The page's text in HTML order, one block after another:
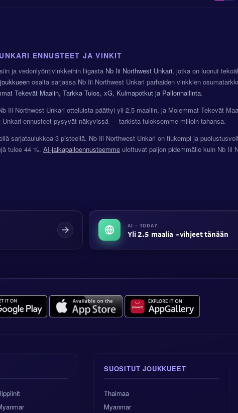
ENNUSTEET JA VINKIT
ja vedonlyöntivinkkeihin liigasta Nb Iii Northwest Unkari, jotka on luonut
osalta sarjassa Nb Iii Northwest Unkari parhaiden vinkkien
Tekevät Maalin, Tarkka Tulos, xG, Kulmapotkut ja Pallonhallinta.
Iii Northwest Unkari otteluista päättyi yli 2,5 maaliin, ja Molemmat Tekevät
Unkari-ennusteet pysyvät näkyvissä — tarkista tuloksemme milloin tahansa.
sarjataulukkoa 3 pisteellä. Nb Iii Northwest Unkari on tiukempi ja
tulee 44 %. AI-jalkapalloennusteemme ulottuvat paljon pidemmälle kuin Nb
AI · TODAY
Yli 2.5 maalia -vihjeet tänään
SUOSITUT JOUKKUEET
Thaimaa
Myanmar